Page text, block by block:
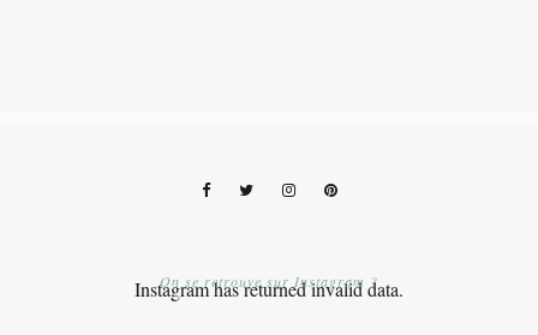
Instagram has returned invalid data.
On se retrouve sur Instagram ?